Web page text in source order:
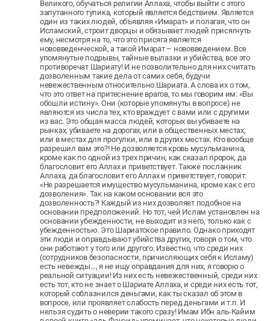
Великого, обучаться религии Аллаха, чтобы выйти с этого
запутанного тупика, который является бедствием. Является
один из таких людей, объявляя «Имарат» и полагая, что он
Исламский, строит дворцы и обязывает людей присягнуть
ему, несмотря на то, что это присяга является
нововведенческой, а такой Имарат – нововведением. Все
упомянутые подрывы, тайные вылазки и убийства, все это
противоречат Шариату! И не позволительно для них считать
дозволенным такие дела от самих себя, будучи
невежественным относительно Шариата. А слова их о том,
что это ответ на притеснение врагов, то мы говорим им: «Вы
обошли истину». Они (которые упомянуты в вопросе) не
являются из числа тех, кто враждует с вами или с другими
из вас. Это общая масса людей, которых вы убиваете на
рынках, убиваете на дорогах, или в общественных местах,
или в местах для прогулки, или в других местах. Кто вообще
разрешил вам это?! Не дозволяется кровь мусульманина,
кроме как по одной из трех причин, как сказал пророк, да
благословит его Аллах и приветствует. Также посланник
Аллаха, да благословит его Аллах и приветствует, говорит:
«Не разрешается имущество мусульманина, кроме как с его
дозволения». Так на каком основании вся это
дозволенность?! Каждый из них дозволяет подобное на
основании предположений. Но тот, чей Ислам установлен на
основании убежденности, не выходит из него, только как с
убежденностью. Это Шариатское правило. Однако приходят
эти люди и оправдывают убийства других, говоря о том, что
они работают у того или другого. Известно, что среди них
(сотрудников безопасности, причисляющих себя к Исламу)
есть невежды…, я не ищу оправдания для них, я говорю о
реальной ситуации! Из них есть невежественный, среди них
есть тот, кто не знает о Шариате Аллаха, и среди них есть тот,
который соблазнился деньгами, как ты сказал об этом в
вопросе, или проявляет слабость перед деньгами и т.п. И
нельзя судить о неверии такого сразу! Имам Ибн аль-Кайим